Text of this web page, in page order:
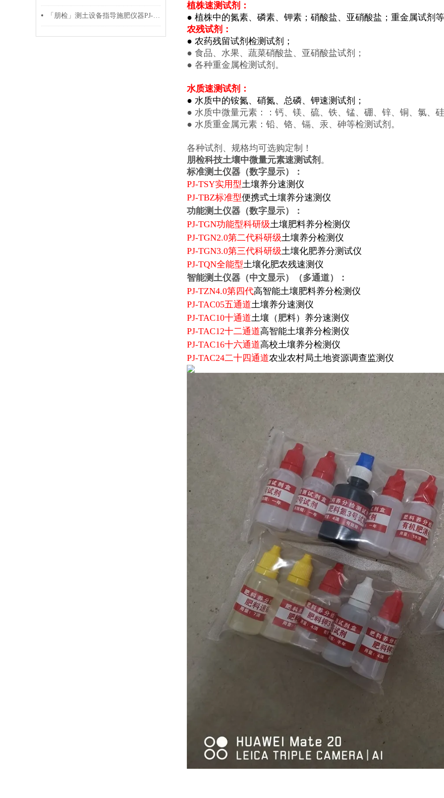
「朋检」测土设备指导施肥仪器PJ-GPA 参数测评
植株速测试剂：
● 植株中的氮素、磷素、钾素；硝酸盐、亚硝酸盐；重金属试剂
农残试剂：
● 农药残留试剂检测试剂；
● 食品、水果、蔬菜硝酸盐、亚硝酸盐试剂；
● 各种重金属检测试剂。
水质速测试剂：
● 水质中的铵氮、硝氮、总磷、钾速测试剂；
● 水质中微量元素：：钙、镁、硫、铁、锰、硼、锌、铜、氯、
● 水质重金属元素：铅、铬、镉、汞、砷等检测试剂。
各种试剂、规格均可选购定制！
朋检科技土壤中微量元素速测试剂 。
标准测土仪器（数字显示）：
PJ-TSY实用型土壤养分速测仪
PJ-TBZ标准型便携式土壤养分速测仪
功能测土仪器（数字显示）：
PJ-TGN功能型科研级土壤肥料养分检测仪
PJ-TGN2.0第二代科研级土壤养分检测仪
PJ-TGN3.0第三代科研级土壤化肥养分测试仪
PJ-TQN全能型土壤化肥农残速测仪
智能测土仪器（中文显示）（多通道）：
PJ-TZN4.0第四代高智能土壤肥料养分检测仪
PJ-TAC05五通道土壤养分速测仪
PJ-TAC10十通道土壤（肥料）养分速测仪
PJ-TAC12十二通道高智能土壤养分检测仪
PJ-TAC16十六通道高校土壤养分检测仪
PJ-TAC24二十四通道农业农村局土地资源调查监测仪